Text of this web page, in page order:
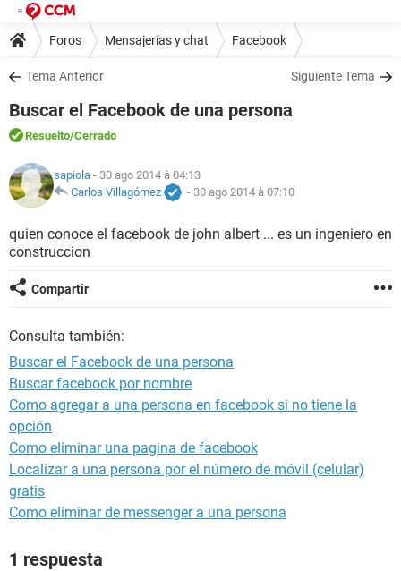
Foros Mensajerías y chat Facebook
Tema Anterior Siguiente Tema
Buscar el Facebook de una persona
Resuelto/Cerrado
sapiola - 30 ago 2014 à 04:13
Carlos Villagómez
- 30 ago 2014 à 07:10
quien conoce el facebook de john albert ... es un ingeniero en
construccion
Compartir
Consulta también:
Buscar el Facebook de una persona
Buscar facebook por nombre
Como agregar a una persona en facebook si no tiene la
opción
Como eliminar una pagina de facebook
Localizar a una persona por el número de móvil (celular)
gratis
Como eliminar de messenger a una persona
1 respuesta